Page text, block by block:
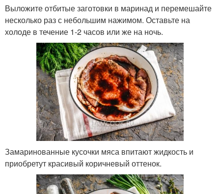
Выложите отбитые заготовки в маринад и перемешайте
несколько раз с небольшим нажимом. Оставьте на
холоде в течение 1-2 часов или же на ночь.
Замаринованные кусочки мяса впитают жидкость и
приобретут красивый коричневый оттенок.